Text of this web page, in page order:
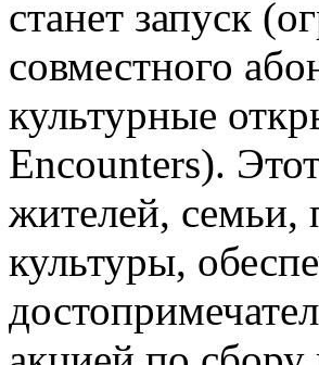
станет запуск
совместного
культурные
Encounters).
жителей, семьи,
культуры,